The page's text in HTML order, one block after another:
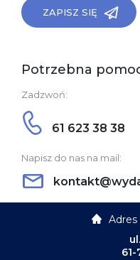
ZAPISZ SIĘ
Potrzebna
Zadzwoń:
61 623 38 38
Napisz do nas na mail: